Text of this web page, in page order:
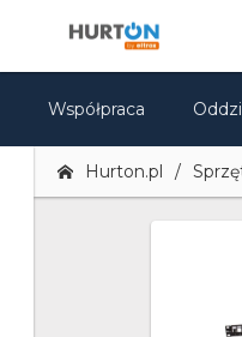
Współpraca
Hurton.pl